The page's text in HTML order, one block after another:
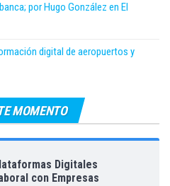
por Hugo González en El
digital de aeropuertos y
MOMENTO
Digitales
con Empresas